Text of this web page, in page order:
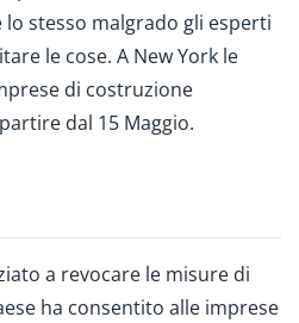
stesso malgrado gli esperti
le cose. A New York le
di costruzione
dal 15 Maggio.
a revocare le misure di
ha consentito alle imprese